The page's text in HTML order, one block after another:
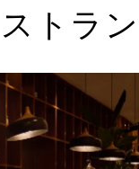
トラン